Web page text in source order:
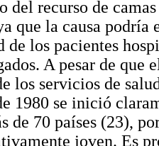
del recurso de
que la causa podría
de los pacientes
A pesar de
los servicios de
1980 se inició
de 70 países (23),
joven. Es